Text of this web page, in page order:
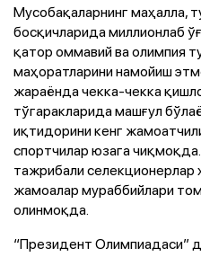
Мусобақаларнинг маҳалла,
босқичларида миллионлаб
қатор оммавий ва олимпия
маҳоратларини намойиш
жараёнда чекка-чекка
тўгаракларида машғул
иқтидорини кенг
спортчилар юзага
тажрибали
жамоалар мураббийлари
олинмоқда.
“Президент Олимпиадаси”